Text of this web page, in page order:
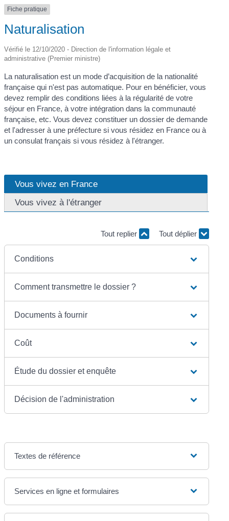
Fiche pratique
Naturalisation
Vérifié le 12/10/2020 - Direction de l'information légale et
administrative (Premier ministre)
La naturalisation est un mode d’acquisition de la nationalité
française qui n'est pas automatique. Pour en bénéficier, vous
devez remplir des conditions liées à la régularité de votre
séjour en France, à votre intégration dans la communauté
française, etc. Vous devez constituer un dossier de demande
et l'adresser à une préfecture si vous résidez en France ou à
un consulat français si vous résidez à l'étranger.
Vous vivez en France
Vous vivez à l'étranger
Tout replier Tout déplier
Conditions
Comment transmettre le dossier ?
Documents à fournir
Coût
Étude du dossier et enquête
Décision de l'administration
Textes de référence
Services en ligne et formulaires